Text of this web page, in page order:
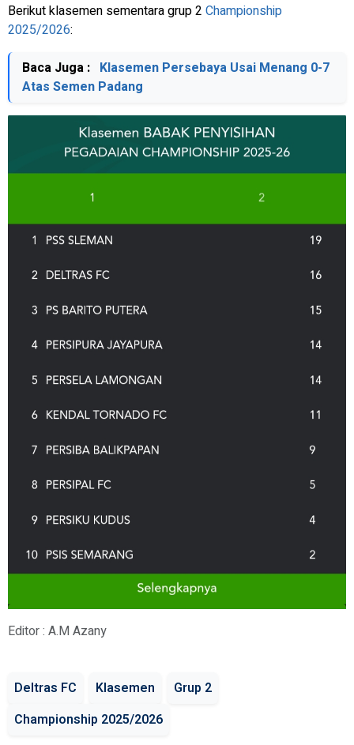
Berikut klasemen sementara grup 2 Championship
2025/2026:
Baca Juga : Klasemen Persebaya Usai Menang 0-7
Atas Semen Padang
Editor : A.M Azany
Deltras FC Klasemen
Grup 2
Championship 2025/2026